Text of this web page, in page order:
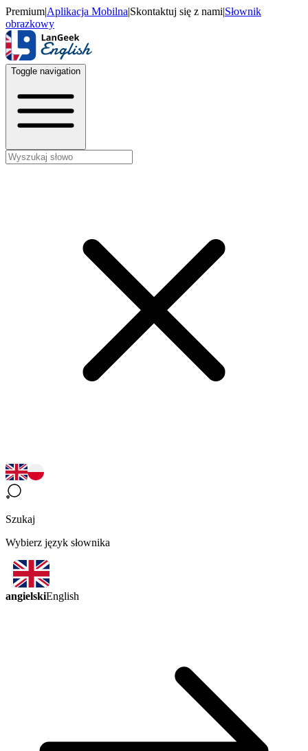
Premium|Aplikacja Mobilna|Skontaktuj się z nami|Słownik
obrazkowy
Toggle navigation
Szukaj
Wybierz język słownika
angielskiEnglish